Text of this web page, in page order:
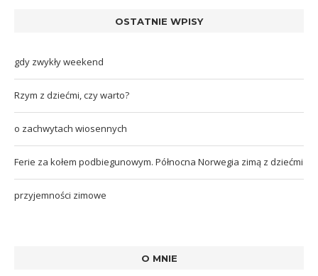
OSTATNIE WPISY
gdy zwykły weekend
Rzym z dziećmi, czy warto?
o zachwytach wiosennych
Ferie za kołem podbiegunowym. Północna Norwegia zimą z dziećmi
przyjemności zimowe
O MNIE